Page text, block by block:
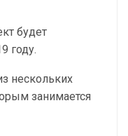
будет
году.
нескольких
занимается